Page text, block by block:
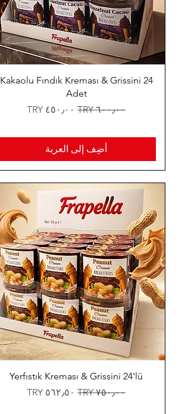
Kakaolu Fındık Kreması & Grissini 24
Adet
سعر عادي‏٦٠٠٫٠٠ TRY سعر البيع
أضِف إلى العربة
Yerfıstık Kreması & Grissini 24'lü
سعر عادي‏٧٥٠٫٠٠ TRY سعر البيع